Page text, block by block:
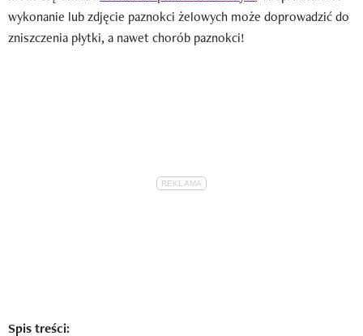
wykonanie lub zdjęcie paznokci żelowych może doprowadzić do
zniszczenia płytki, a nawet chorób paznokci!
Spis treści: